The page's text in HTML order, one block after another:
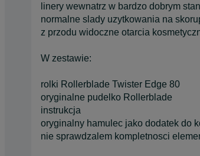
linery wewnatrz w bardzo dobrym
normalne slady uzytkowania na
z przodu widoczne otarcia
W zestawie:
rolki Rollerblade Twister Edge 80
oryginalne pudelko Rollerblade
instrukcja
oryginalny hamulec jako dodatek do
nie sprawdzalem kompletnosci